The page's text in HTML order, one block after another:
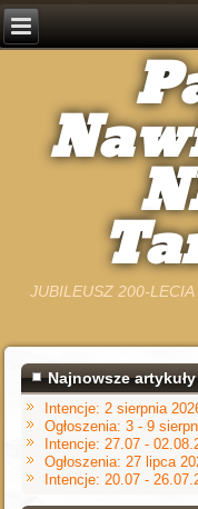
JUBILEUSZ 200-
Najnowsze artykuły
Intencje: 2 sierpnia
Ogłoszenia: 3 - 9
Intencje: 27.07 -
Ogłoszenia: 27 lipca
Intencje: 20.07 -